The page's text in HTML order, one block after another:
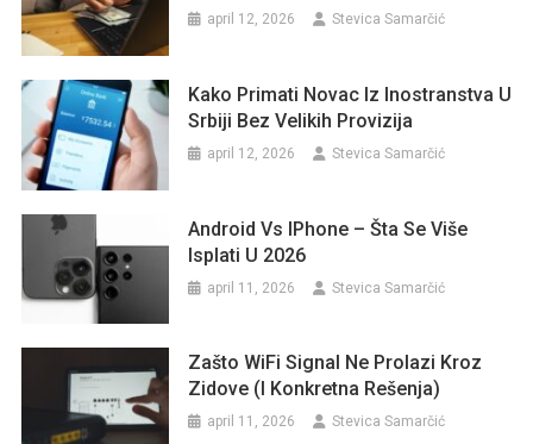
april 12, 2026 Stevica Samarčić
Kako Primati Novac Iz Inostranstva U
Srbiji Bez Velikih Provizija
april 12, 2026 Stevica Samarčić
Android Vs IPhone – Šta Se Više
Isplati U 2026
april 11, 2026 Stevica Samarčić
Zašto WiFi Signal Ne Prolazi Kroz
Zidove (i Konkretna Rešenja)
april 11, 2026 Stevica Samarčić